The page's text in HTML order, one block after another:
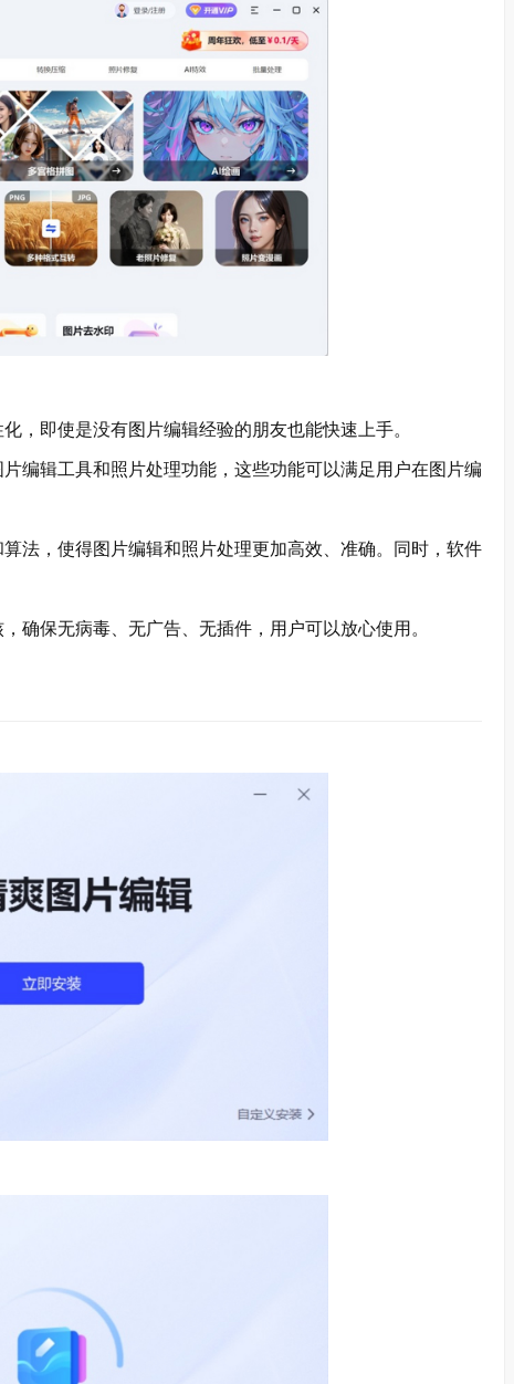
即使是没有图片编辑经验的朋友也能快速上手。
辑工具和照片处理功能，这些功能可以满足用户在图片编
，使得图片编辑和照片处理更加高效、准确。同时，软件
保无病毒、无广告、无插件，用户可以放心使用。